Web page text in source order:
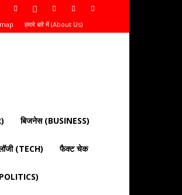
हमारे बारे में (About Us)
बिजनेस (BUSINESS)
(TECH) फैक्ट चेक